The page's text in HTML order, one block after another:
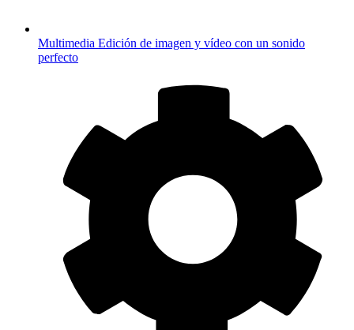
Multimedia Edición de imagen y vídeo con un sonido
perfecto